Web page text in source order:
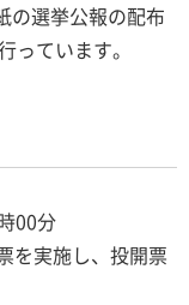
の選挙公報の配布
っています。
00分
を実施し、投開票